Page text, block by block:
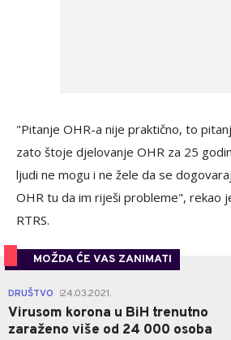
"Pitanje OHR-a nije praktično, to
zato štoje djelovanje OHR za 25
ljudi ne mogu i ne žele da se
OHR tu da im riješi probleme", rekao
RTRS.
MOŽDA ĆE VAS ZANIMATI
DRUŠTVO 24.03.2021.
Virusom korona u BiH trenutno
zaraženo više od 24 000 osoba